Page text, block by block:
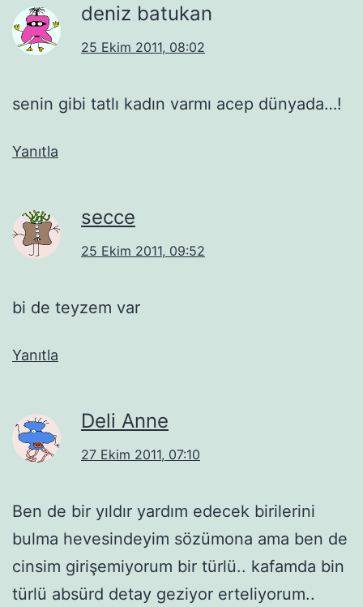
deniz batukan
25 Ekim 2011, 08:02
senin gibi tatlı kadın varmı acep dünyada…!
Yanıtla
secce
25 Ekim 2011, 09:52
bi de teyzem var
Yanıtla
Deli Anne
27 Ekim 2011, 07:10
Ben de bir yıldır yardım edecek birilerini
bulma hevesindeyim sözümona ama ben de
cinsim girişemiyorum bir türlü.. kafamda bin
türlü absürd detay geziyor erteliyorum..